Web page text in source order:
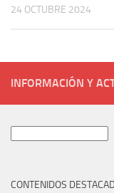
24 OCTUBRE 2024
INFORMACIÓN Y
CONTENIDOS